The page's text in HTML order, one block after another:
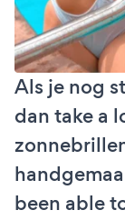
Als je nog
dan take a
been able